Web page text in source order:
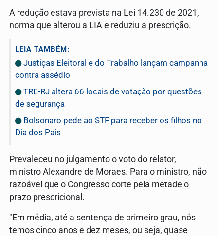
A redução estava prevista na Lei 14.230 de 2021,
norma que alterou a LIA e reduziu a prescrição.
LEIA TAMBÉM:
Justiças Eleitoral e do Trabalho lançam campanha
contra assédio
TRE-RJ altera 66 locais de votação por questões
de segurança
Bolsonaro pede ao STF para receber os filhos no
Dia dos Pais
Prevaleceu no julgamento o voto do relator,
ministro Alexandre de Moraes. Para o ministro, não
razoável que o Congresso corte pela metade o
prazo prescricional.
"Em média, até a sentença de primeiro grau, nós
temos cinco anos e dez meses, ou seja, quase